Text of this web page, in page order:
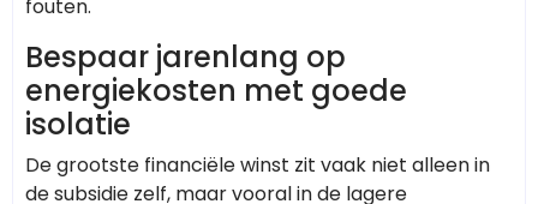
fouten.
Bespaar jarenlang op
energiekosten met goede
isolatie
De grootste financiële winst zit vaak niet alleen in
de subsidie zelf, maar vooral in de lagere